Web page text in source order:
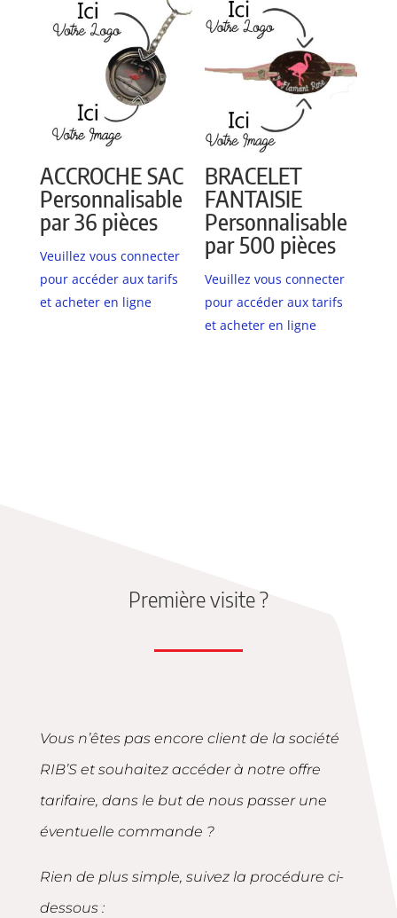
ACCROCHE SAC
Personnalisable
par 36 pièces
Veuillez vous connecter
pour accéder aux tarifs
et acheter en ligne
BRACELET
FANTAISIE
Personnalisable
par 500 pièces
Veuillez vous connecter
pour accéder aux tarifs
et acheter en ligne
Première visite ?
Vous n’êtes pas encore client de la société
RIB’S et souhaitez accéder à notre offre
tarifaire, dans le but de nous passer une
éventuelle commande ?
Rien de plus simple, suivez la procédure ci-
dessous :